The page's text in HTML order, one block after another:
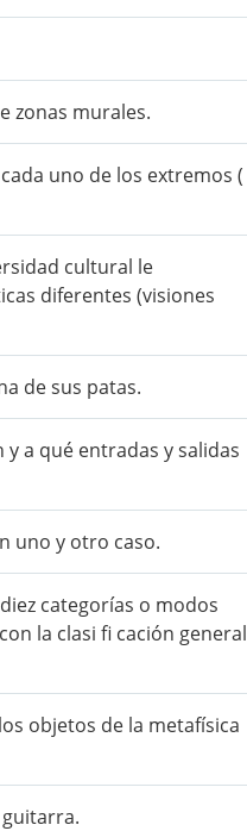
zonas murales.
uno de los extremos (
cultural le
diferentes (visiones
de sus patas.
a qué entradas y salidas
uno y otro caso.
categorías o modos
con la clasi fi cación general
objetos de la metafísica